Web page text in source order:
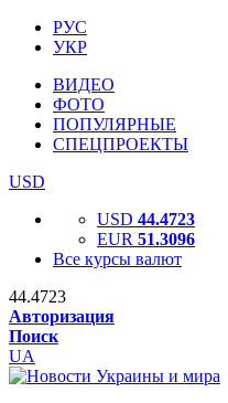
РУС
УКР
ВИДЕО
ФОТО
ПОПУЛЯРНЫЕ
СПЕЦПРОЕКТЫ
USD
USD 44.4723
EUR 51.3096
Все курсы валют
44.4723
Авторизация
Поиск
UA